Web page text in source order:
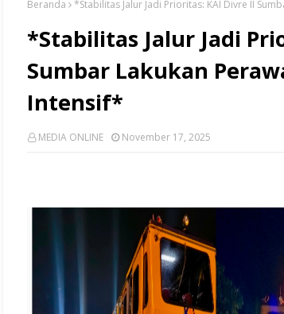
Beranda *Stabilitas Jalur Jadi Prioritas: KAI Divre II
*Stabilitas Jalur Jadi
Sumbar Lakukan
Intensif*
MEDIA ONLINE November 17, 2025